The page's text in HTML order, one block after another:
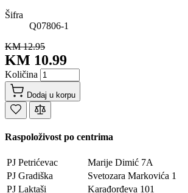
Šifra
Q07806-1
KM 12.95
KM 10.99
Količina
Dodaj u korpu
Raspoloživost po centrima
PJ Petrićevac Marije Dimić 7A
PJ Gradiška
Svetozara Markovića 1
PJ Laktaši
Karađorđeva 101